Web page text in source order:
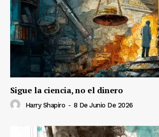
Sigue la ciencia, no el dinero
Harry Shapiro - 8 De Junio De 2026